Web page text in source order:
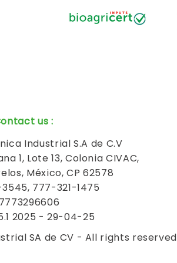
us :
Industrial S.A de C.V
1, Lote 13, Colonia CIVAC,
México, CP 62578
777-321-1475
2025 - 29-04-25
SA de CV - All rights reserved